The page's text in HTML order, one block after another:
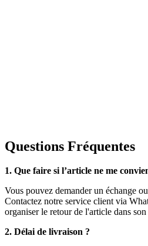
Questions Fréquentes
1. Que faire si l’article ne me
Vous pouvez demander un échange
Contactez notre service client via
organiser le retour de l'article dans
2. Délai de livraison ?